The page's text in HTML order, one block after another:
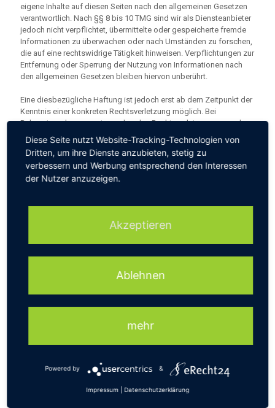
eigene Inhalte auf diesen Seiten nach den allgemeinen Gesetzen
verantwortlich. Nach §§ 8 bis 10 TMG sind wir als Diensteanbieter
jedoch nicht verpflichtet, übermittelte oder gespeicherte fremde
Informationen zu überwachen oder nach Umständen zu forschen,
die auf eine rechtswidrige Tätigkeit hinweisen. Verpflichtungen zur
Entfernung oder Sperrung der Nutzung von Informationen nach
den allgemeinen Gesetzen bleiben hiervon unberührt.
Eine diesbezügliche Haftung ist jedoch erst ab dem Zeitpunkt der
Kenntnis einer konkreten Rechtsverletzung möglich. Bei
Bekanntwerden von entsprechenden Rechtsverletzungen werden
wir diese Inhalte umgehend entfernen. Haftung für Links Unser
Angebot enthält Links zu externen Websites Dritter, auf deren
Inhalte wir keinen Einfluss haben.
Deshalb können wir für diese fremden Inhalte auch keine Gewähr
jeweilige Anbieter oder Betreiber der Seiten verantwortlich. Die
mögliche Rechtsverstöße überprüft. Rechtswidrige Inhalte waren
Bekanntwerden von Rechtsverletzungen werden wir derartige
Urheberrecht
Die durch die Seitenbetreiber erstellten Inhalte und Werke auf
diesen Seiten unterliegen dem deutschen Urheberrecht. Die
Vervielfältigung, Bearbeitung, Verbreitung und jede Art der
der schriftlichen Zustimmung des jeweiligen Autors bzw.
Erstellers. Downloads und Kopien dieser Seite sind nur für den
privaten, nicht kommerziellen Gebrauch gestattet.
Diese Seite nutzt Website-Tracking-Technologien von
Dritten, um ihre Dienste anzubieten, stetig zu
verbessern und Werbung entsprechend den Interessen
der Nutzer anzuzeigen.
Akzeptieren
Ablehnen
mehr
Powered by &
Impressum Datenschutzerklärung